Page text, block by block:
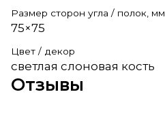
Размер сторон угла / полок, мм
75×75
Цвет / декор
светлая слоновая кость
Отзывы